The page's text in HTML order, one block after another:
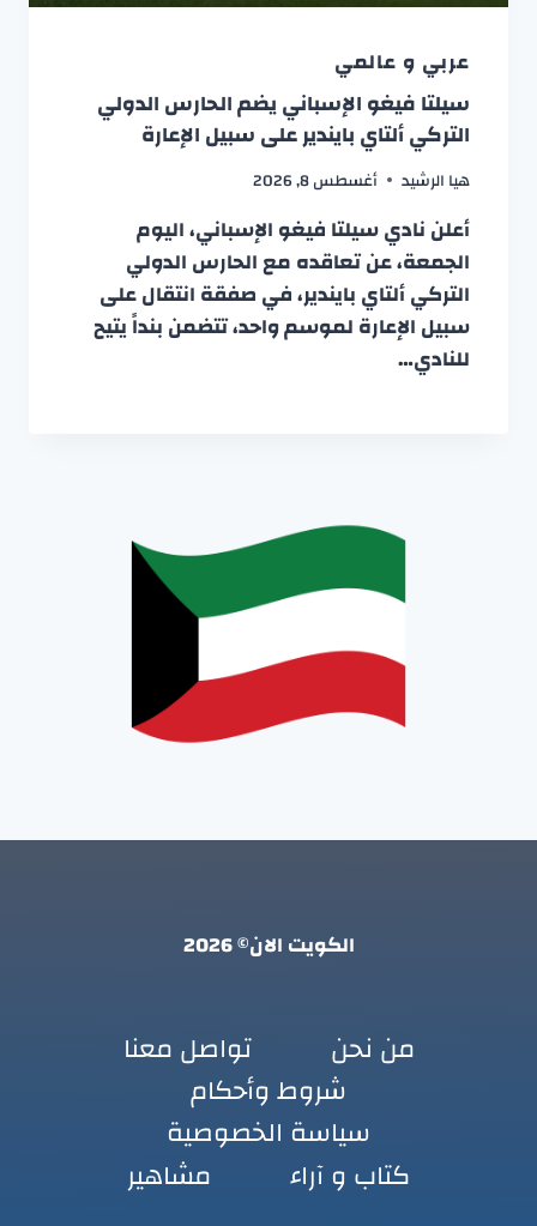
عربي و عالمي
سيلتا فيغو الإسباني يضم الحارس الدولي
التركي ألتاي بايندير على سبيل الإعارة
هيا الرشيد أغسطس 8, 2026
أعلن نادي سيلتا فيغو الإسباني، اليوم
الجمعة، عن تعاقده مع الحارس الدولي
التركي ألتاي بايندير، في صفقة انتقال على
سبيل الإعارة لموسم واحد، تتضمن بنداً يتيح
للنادي…
الكويت الان© 2026
من نحن
تواصل معنا
شروط وأحكام
سياسة الخصوصية
كتاب و آراء
مشاهير